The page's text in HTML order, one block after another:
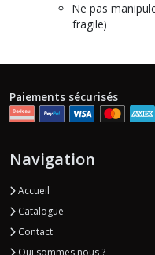
Ne pas
fragile)
Paiements sécurisés
Navigation
Accueil
Catalogue
Contact